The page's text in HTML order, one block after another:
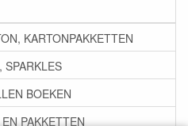
KARTONPAKKETTEN
SPARKLES
BOEKEN
PAKKETTEN